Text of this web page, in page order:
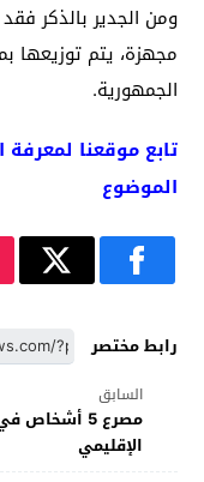
مجهزة، يتم توزيعها
الجمهورية.
تابع موقعنا
الموضوع
رابط مختصر
السابق
مصرع 5
الإقليمي